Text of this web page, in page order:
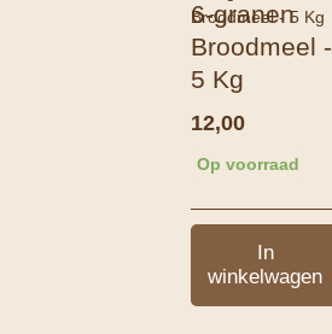
6-granen
Broodmeel -
5 Kg
12,00
Op voorraad
In
winkelwagen